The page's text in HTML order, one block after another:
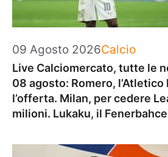
09 Agosto 2026Categorie
Calcio
Live Calciomercato, tutte le
08 agosto: Romero,
l’offerta. Milan, per cedere
milioni. Lukaku, il Fenerbahce